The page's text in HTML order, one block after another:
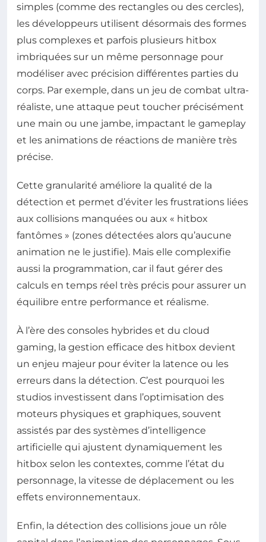
simples (comme des rectangles ou des cercles),
les développeurs utilisent désormais des formes
plus complexes et parfois plusieurs hitbox
imbriquées sur un même personnage pour
modéliser avec précision différentes parties du
corps. Par exemple, dans un jeu de combat ultra-
réaliste, une attaque peut toucher précisément
une main ou une jambe, impactant le gameplay
et les animations de réactions de manière très
précise.
Cette granularité améliore la qualité de la
détection et permet d’éviter les frustrations liées
aux collisions manquées ou aux « hitbox
fantômes » (zones détectées alors qu’aucune
animation ne le justifie). Mais elle complexifie
aussi la programmation, car il faut gérer des
calculs en temps réel très précis pour assurer un
équilibre entre performance et réalisme.
À l’ère des consoles hybrides et du cloud
gaming, la gestion efficace des hitbox devient
un enjeu majeur pour éviter la latence ou les
erreurs dans la détection. C’est pourquoi les
studios investissent dans l’optimisation des
moteurs physiques et graphiques, souvent
assistés par des systèmes d’intelligence
artificielle qui ajustent dynamiquement les
hitbox selon les contextes, comme l’état du
personnage, la vitesse de déplacement ou les
effets environnementaux.
Enfin, la détection des collisions joue un rôle